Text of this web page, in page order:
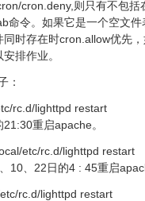
cron.deny,则只有不包括
命令。如果它是一个空文
时存在时cron.allow优先
排作业。
：
rc.d/lighttpd restart
重启apache。
etc/rc.d/lighttpd restart
10、22日的4 : 45重启
rc.d/lighttpd restart